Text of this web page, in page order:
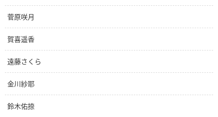
菅原咲月
賀喜遥香
遠藤さくら
金川紗耶
鈴木佑捺